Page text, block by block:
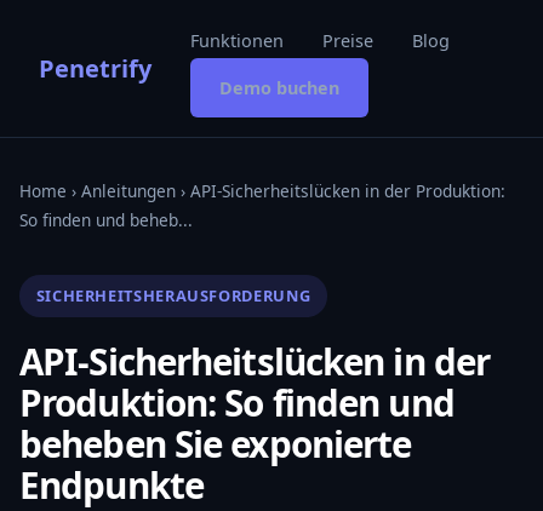
Penetrify
Funktionen Preise Blog
Demo buchen
Home › Anleitungen › API-Sicherheitslücken in der Produktion:
So finden und beheb...
SICHERHEITSHERAUSFORDERUNG
API-Sicherheitslücken in der
Produktion: So finden und
beheben Sie exponierte
Endpunkte